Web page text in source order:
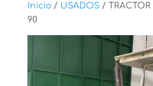
Inicio/ USADOS/ TRACTOR
90